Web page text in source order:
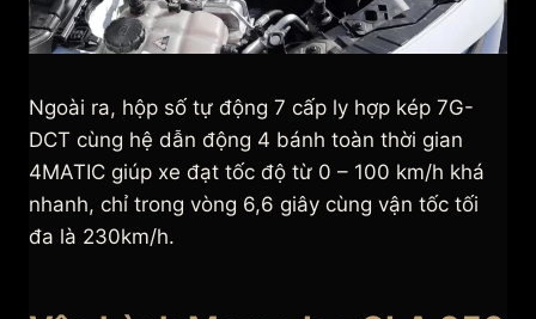
Ngoài ra, hộp số tự động 7 cấp ly hợp kép 7G-
DCT cùng hệ dẫn động 4 bánh toàn thời gian
4MATIC giúp xe đạt tốc độ từ 0 – 100 km/h khá
nhanh, chỉ trong vòng 6,6 giây cùng vận tốc tối
đa là 230km/h.